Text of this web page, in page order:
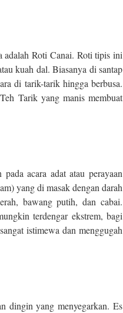
adalah Roti Canai. Roti tipis ini
kuah dal. Biasanya di santap
di tarik-tarik hingga berbusa.
Tarik yang manis membuat
acara adat atau perayaan
yang di masak dengan darah
bawang putih, dan cabai.
terdengar ekstrem, bagi
istimewa dan menggugah
dingin yang menyegarkan. Es